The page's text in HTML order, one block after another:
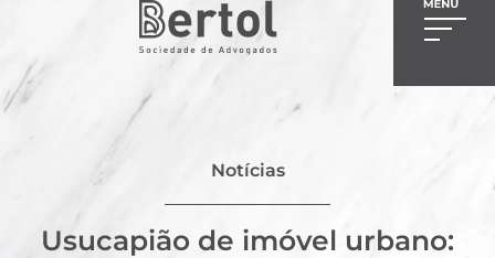
Notícias
Usucapião de imóvel urbano: